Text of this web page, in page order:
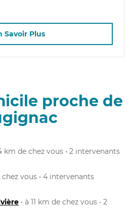
Savoir Plus
proche de
km de chez vous • 2 intervenants
chez vous • 4 intervenants
• à 11 km de chez vous • 2